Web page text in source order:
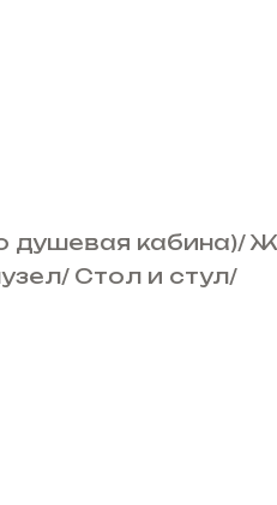
душевая кабина)/
/ Стол и стул/